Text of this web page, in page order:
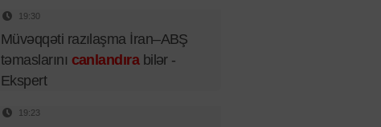
19:30
Müvəqqəti razılaşma İran–ABŞ
təmaslarını canlandırabilər -
Ekspert
19:23